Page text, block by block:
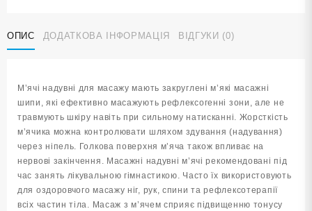
см
синій
ОПИС ДОДАТКОВА ІНФОРМАЦІЯ ВІДГУКИ (0)
М’ячі надувні для масажу мають закруглені м’які масажні
шипи, які ефективно масажують рефлексогенні зони, але не
травмують шкіру навіть при сильному натисканні. Жорсткість
м’ячика можна контролювати шляхом здування (надування)
через ніпель. Голкова поверхня м’яча також впливає на
нервові закінчення. Масажні надувні м’ячі рекомендовані під
час занять лікувальною гімнастикою. Часто їх використовують
для оздоровчого масажу ніг, рук, спини та рефлексотерапії
всіх частин тіла. Масаж з м’ячем сприяє підвищенню тонусу